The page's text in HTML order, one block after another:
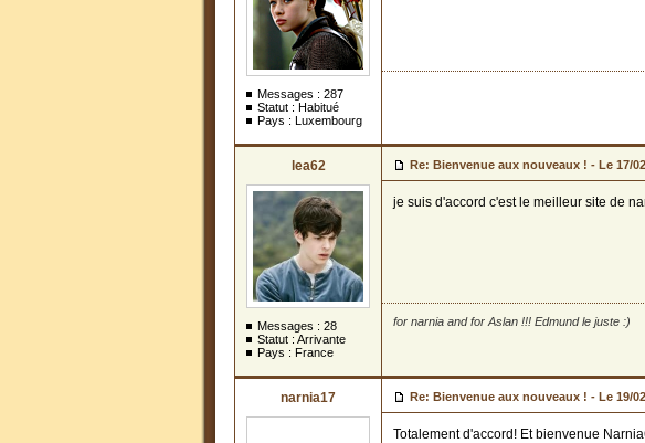
Messages : 287
Statut : Habitué
Pays : Luxembourg
lea62
Messages : 28
Statut : Arrivante
Pays : France
Re: Bienvenue aux nouveaux ! - Le 17/
je suis d'accord c'est le meilleur site de
for narnia and for Aslan !!! Edmund le juste :)
narnia17 Re: Bienvenue aux nouveaux ! - Le 19/
Totalement d'accord! Et bienvenue